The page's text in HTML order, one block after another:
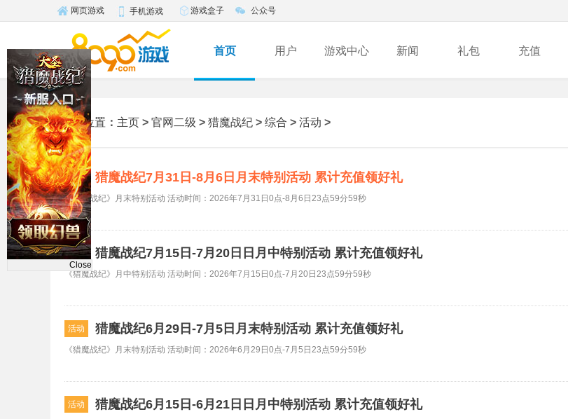
网页游戏 手机游戏 游戏盒子 公众号
首页 用户 游戏中心 新闻 礼包 充值
当前位置 ： 主页 > 官网二级 > 猎魔战纪 > 综合 > 活动 >
活动 猎魔战纪7月31日-8月6日月末特别活动 累计充值领好礼
《猎魔战纪》月末特别活动 活动时间：2026年7月31日0点-8月6日23点59分59秒
活动 猎魔战纪7月15日-7月20日日月中特别活动 累计充值领好礼
《猎魔战纪》月中特别活动 活动时间：2026年7月15日0点-7月20日23点59分59秒
活动 猎魔战纪6月29日-7月5日月末特别活动 累计充值领好礼
《猎魔战纪》月末特别活动 活动时间：2026年6月29日0点-7月5日23点59分59秒
活动 猎魔战纪6月15日-6月21日日月中特别活动 累计充值领好礼
Close